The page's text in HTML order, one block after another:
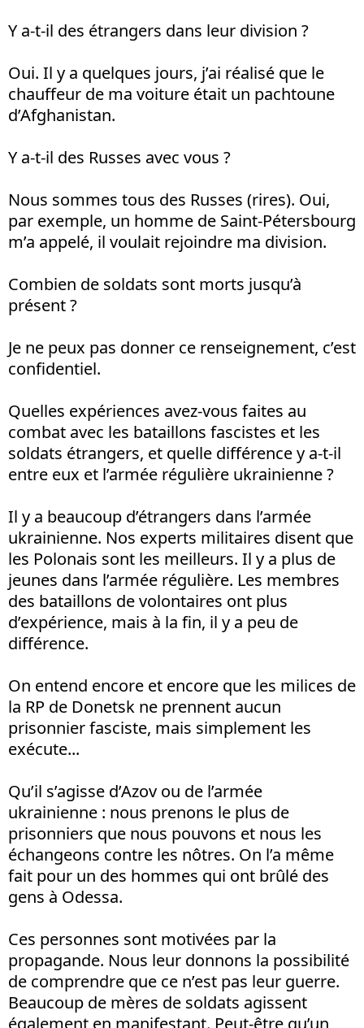
Y a-t-il des étrangers dans leur division ?
Oui. Il y a quelques jours, j’ai réalisé que le
chauffeur de ma voiture était un pachtoune
d’Afghanistan.
Y a-t-il des Russes avec vous ?
Nous sommes tous des Russes (rires). Oui,
par exemple, un homme de Saint-Pétersbourg
m’a appelé, il voulait rejoindre ma division.
Combien de soldats sont morts jusqu’à
présent ?
Je ne peux pas donner ce renseignement, c’est
confidentiel.
Quelles expériences avez-vous faites au
combat avec les bataillons fascistes et les
soldats étrangers, et quelle différence y a-t-il
entre eux et l’armée régulière ukrainienne ?
Il y a beaucoup d’étrangers dans l’armée
ukrainienne. Nos experts militaires disent que
les Polonais sont les meilleurs. Il y a plus de
jeunes dans l’armée régulière. Les membres
des bataillons de volontaires ont plus
d’expérience, mais à la fin, il y a peu de
différence.
On entend encore et encore que les milices de
la RP de Donetsk ne prennent aucun
prisonnier fasciste, mais simplement les
exécute...
Qu’il s’agisse d’Azov ou de l’armée
ukrainienne : nous prenons le plus de
prisonniers que nous pouvons et nous les
échangeons contre les nôtres. On l’a même
fait pour un des hommes qui ont brûlé des
gens à Odessa.
Ces personnes sont motivées par la
propagande. Nous leur donnons la possibilité
de comprendre que ce n’est pas leur guerre.
Beaucoup de mères de soldats agissent
également en manifestant. Peut-être qu’un